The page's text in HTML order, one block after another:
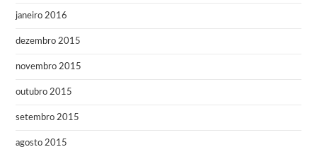
janeiro 2016
dezembro 2015
novembro 2015
outubro 2015
setembro 2015
agosto 2015